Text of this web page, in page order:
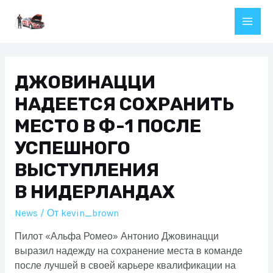
Main
ДЖОВИНАЦЦИ
НАДЕЕТСЯ СОХРАНИТЬ
МЕСТО В Ф-1 ПОСЛЕ
УСПЕШНОГО
ВЫСТУПЛЕНИЯ
В НИДЕРЛАНДАХ
News / От kevin_brown
Пилот «Альфа Ромео» Антонио Джовинацци
выразил надежду на сохранение места в команде
после лучшей в своей карьере квалификации на